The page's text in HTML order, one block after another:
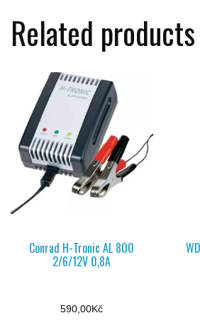
Related products
Conrad H-Tronic AL 800
2/6/12V 0,8A
590,00Kč